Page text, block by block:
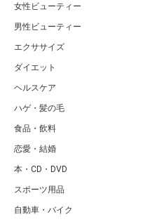
女性ビューティー
男性ビューティー
エクササイズ
ダイエット
ヘルスケア
ハゲ・髪の毛
食品・飲料
恋愛・結婚
本・CD・DVD
スポーツ用品
自動車・バイク